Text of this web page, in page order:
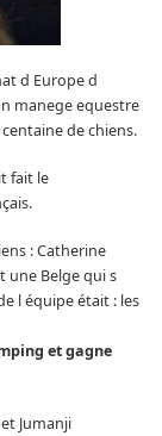
d Europe d
manege equestre
de chiens.
fait le
: Catherine
une Belge qui s
l équipe était : les
et gagne
Jumanji